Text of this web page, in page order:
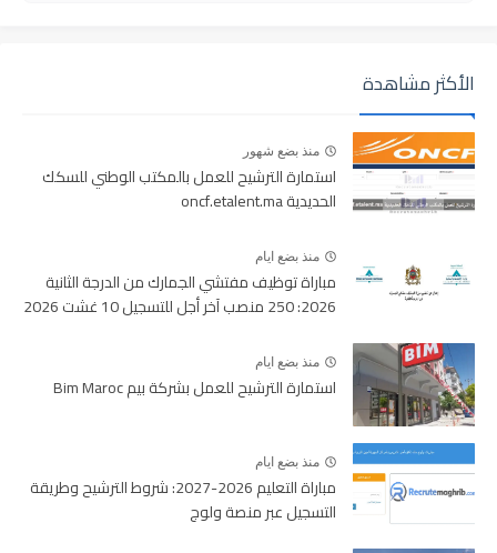
الأكثر مشاهدة
منذ بضع شهور
استمارة الترشيح للعمل بالمكتب الوطني للسكك
الحديدية oncf.etalent.ma
منذ بضع ايام
مباراة توظيف مفتشي الجمارك من الدرجة الثانية
2026: 250 منصب آخر أجل للتسجيل 10 غشت 2026
منذ بضع ايام
استمارة الترشيح للعمل بشركة بيم Bim Maroc
منذ بضع ايام
مباراة التعليم 2026-2027: شروط الترشيح وطريقة
التسجيل عبر منصة ولوج